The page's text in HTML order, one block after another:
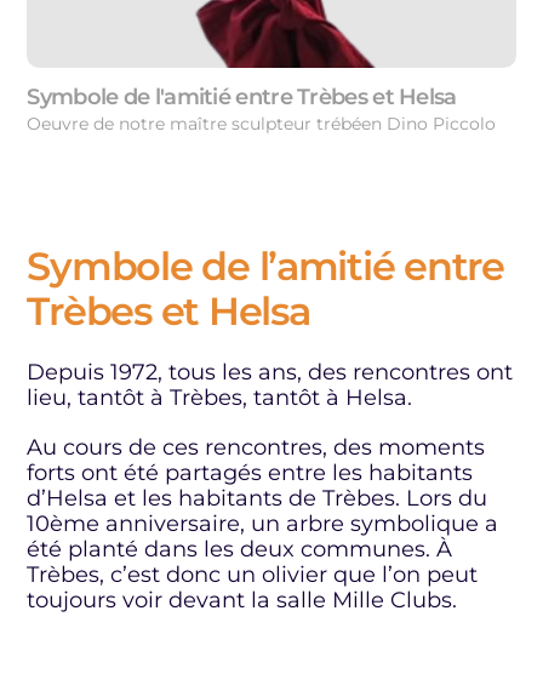
Symbole de l'amitié entre Trèbes et Helsa
Oeuvre de notre maître sculpteur trébéen Dino Piccolo
Symbole de l’amitié entre
Trèbes et Helsa
Depuis 1972, tous les ans, des rencontres ont
lieu, tantôt à Trèbes, tantôt à Helsa.
Au cours de ces rencontres, des moments
forts ont été partagés entre les habitants
d’Helsa et les habitants de Trèbes. Lors du
10ème anniversaire, un arbre symbolique a
été planté dans les deux communes. À
Trèbes, c’est donc un olivier que l’on peut
toujours voir devant la salle Mille Clubs.